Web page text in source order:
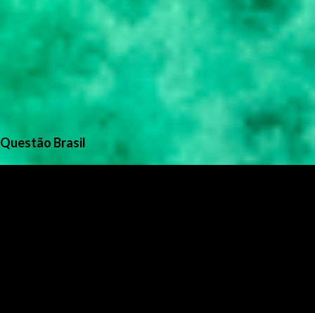
Questão Brasil